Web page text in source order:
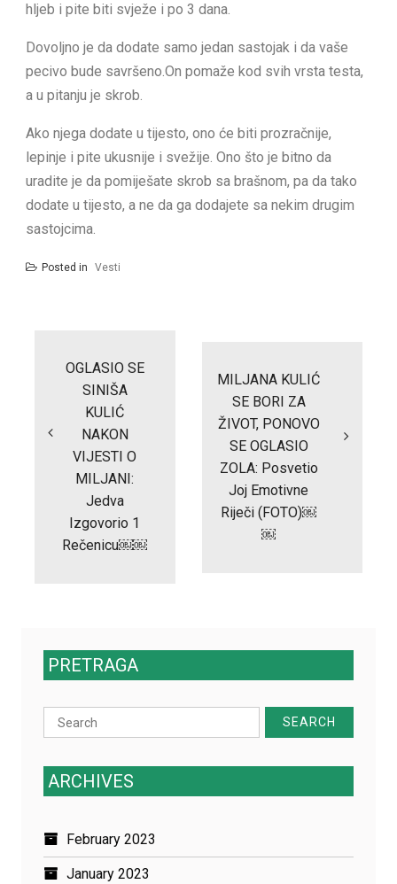
hljeb i pite biti svježe i po 3 dana.
Dovoljno je da dodate samo jedan sastojak i da vaše
pecivo bude savršeno.On pomaže kod svih vrsta testa,
a u pitanju je skrob.
Ako njega dodate u tijesto, ono će biti prozračnije,
lepinje i pite ukusnije i svežije. Ono što je bitno da
uradite je da pomiješate skrob sa brašnom, pa da tako
dodate u tijesto, a ne da ga dodajete sa nekim drugim
sastojcima.
Posted in Vesti
OGLASIO SE
SINIŠA
KULIĆ
NAKON
VIJESTI O
MILJANI:
Jedva
Izgovorio 1
Rečenicu￼￼
MILJANA KULIĆ
SE BORI ZA
ŽIVOT, PONOVO
SE OGLASIO
ZOLA: Posvetio
Joj Emotivne
Riječi (FOTO)￼
￼
PRETRAGA
Search
for:
ARCHIVES
February 2023
January 2023